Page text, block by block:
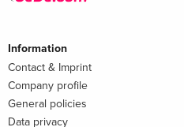
Information
Contact & Imprint
Company profile
General policies
Data privacy